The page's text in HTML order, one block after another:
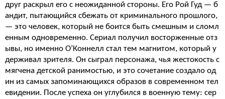
друг раскрыл его с неожиданной стороны. Его Рой Гуд — б
андит, пытающийся сбежать от криминального прошлого,
— это человек, который не боится быть смешным и сломл
енным одновременно. Сериал получил восторженные отз
ывы, но именно О’Коннелл стал тем магнитом, который у
держивал зрителя. Он сыграл персонажа, чья жестокость с
мягчена детской ранимостью, и это сочетание создало од
ин из самых запоминающихся образов в современном тел
евидении. После успеха он углубился в военную тему: сер